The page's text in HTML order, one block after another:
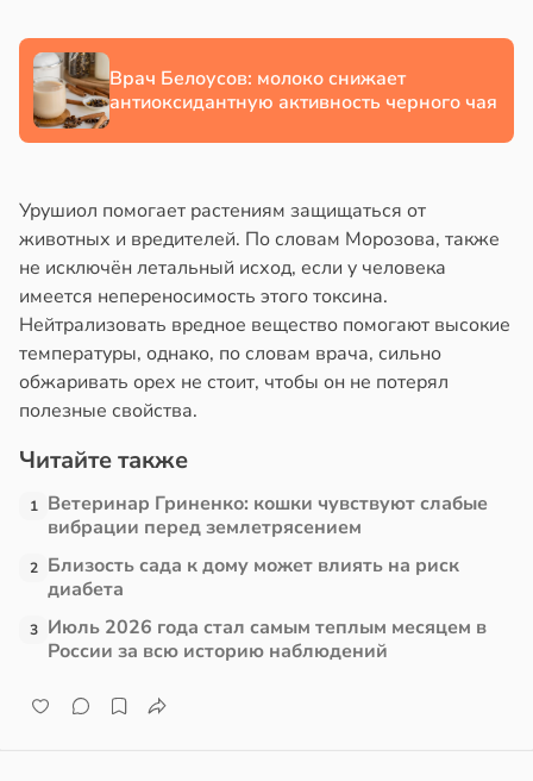
Врач Белоусов: молоко снижает
антиоксидантную активность черного чая
Урушиол помогает растениям защищаться от
животных и вредителей. По словам Морозова, также
не исключён летальный исход, если у человека
имеется непереносимость этого токсина.
Нейтрализовать вредное вещество помогают высокие
температуры, однако, по словам врача, сильно
обжаривать орех не стоит, чтобы он не потерял
полезные свойства.
Читайте также
1 Ветеринар Гриненко: кошки чувствуют слабые
вибрации перед землетрясением
2 Близость сада к дому может влиять на риск
диабета
3 Июль 2026 года стал самым теплым месяцем в
России за всю историю наблюдений